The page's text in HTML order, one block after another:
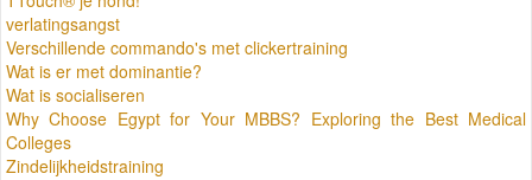
verlatingsangst
Verschillende commando's met clickertraining
Wat is er met dominantie?
Wat is socialiseren
Why Choose Egypt for Your MBBS? Exploring the Best Medical
Colleges
Zindelijkheidstraining